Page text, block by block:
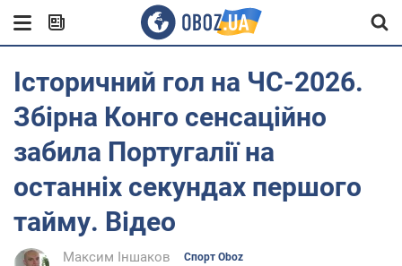
Історичний гол на ЧС-2026.
Збірна Конго сенсаційно
забила Португалії на
останніх секундах першого
тайму. Відео
Максим Іншаков Спорт Oboz